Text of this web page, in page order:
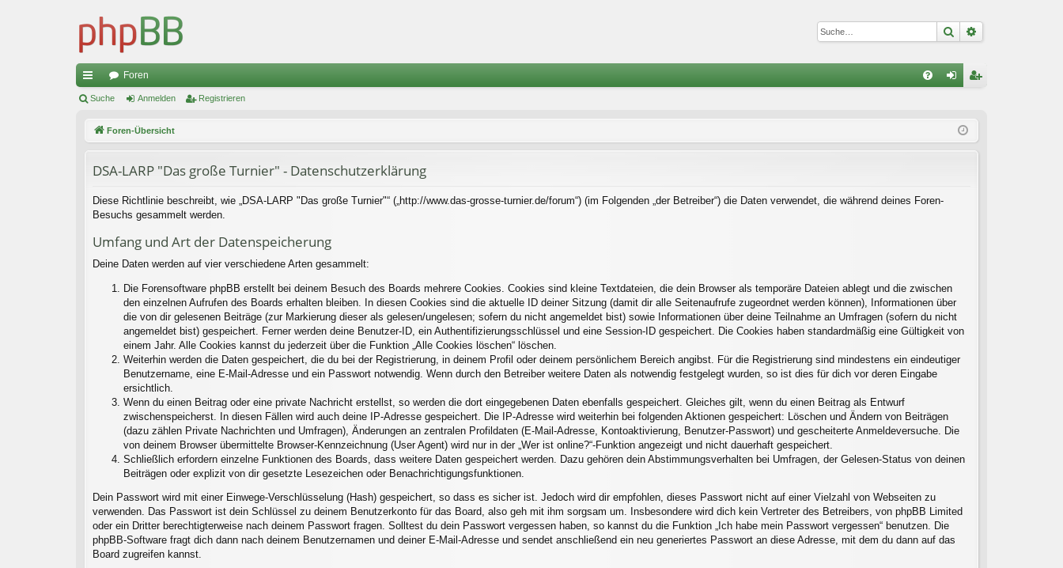
Suche
ch
Foren
ist
Suche Anmelden Registrieren
Foren-Übersicht
DSA-LARP "Das große Turnier" - Datenschutzerklärung
Diese Richtlinie beschreibt, wie „DSA-LARP "Das große Turnier"“ („http://www.das-grosse-turnier.de/forum“) (im Folgenden „der Betreiber“) die Daten verwendet, die während deines Foren-
Besuchs gesammelt werden.
Umfang und Art der Datenspeicherung
Deine Daten werden auf vier verschiedene Arten gesammelt:
Die Forensoftware phpBB erstellt bei deinem Besuch des Boards mehrere Cookies. Cookies sind kleine Textdateien, die dein Browser als temporäre Dateien ablegt und die zwischen
den einzelnen Aufrufen des Boards erhalten bleiben. In diesen Cookies sind die aktuelle ID deiner Sitzung (damit dir alle Seitenaufrufe zugeordnet werden können), Informationen über
die von dir gelesenen Beiträge (zur Markierung dieser als gelesen/ungelesen; sofern du nicht angemeldet bist) sowie Informationen über deine Teilnahme an Umfragen (sofern du nicht
angemeldet bist) gespeichert. Ferner werden deine Benutzer-ID, ein Authentifizierungsschlüssel und eine Session-ID gespeichert. Die Cookies haben standardmäßig eine Gültigkeit von
einem Jahr. Alle Cookies kannst du jederzeit über die Funktion „Alle Cookies löschen“ löschen.
Weiterhin werden die Daten gespeichert, die du bei der Registrierung, in deinem Profil oder deinem persönlichem Bereich angibst. Für die Registrierung sind mindestens ein eindeutiger
Benutzername, eine E-Mail-Adresse und ein Passwort notwendig. Wenn durch den Betreiber weitere Daten als notwendig festgelegt wurden, so ist dies für dich vor deren Eingabe
ersichtlich.
Wenn du einen Beitrag oder eine private Nachricht erstellst, so werden die dort eingegebenen Daten ebenfalls gespeichert. Gleiches gilt, wenn du einen Beitrag als Entwurf
zwischenspeicherst. In diesen Fällen wird auch deine IP-Adresse gespeichert. Die IP-Adresse wird weiterhin bei folgenden Aktionen gespeichert: Löschen und Ändern von Beiträgen
(dazu zählen Private Nachrichten und Umfragen), Änderungen an zentralen Profildaten (E-Mail-Adresse, Kontoaktivierung, Benutzer-Passwort) und gescheiterte Anmeldeversuche. Die
von deinem Browser übermittelte Browser-Kennzeichnung (User Agent) wird nur in der „Wer ist online?“-Funktion angezeigt und nicht dauerhaft gespeichert.
Schließlich erfordern einzelne Funktionen des Boards, dass weitere Daten gespeichert werden. Dazu gehören dein Abstimmungsverhalten bei Umfragen, der Gelesen-Status von deinen
Beiträgen oder explizit von dir gesetzte Lesezeichen oder Benachrichtigungsfunktionen.
Dein Passwort wird mit einer Einwege-Verschlüsselung (Hash) gespeichert, so dass es sicher ist. Jedoch wird dir empfohlen, dieses Passwort nicht auf einer Vielzahl von Webseiten zu
verwenden. Das Passwort ist dein Schlüssel zu deinem Benutzerkonto für das Board, also geh mit ihm sorgsam um. Insbesondere wird dich kein Vertreter des Betreibers, von phpBB Limited
oder ein Dritter berechtigterweise nach deinem Passwort fragen. Solltest du dein Passwort vergessen haben, so kannst du die Funktion „Ich habe mein Passwort vergessen“ benutzen. Die
phpBB-Software fragt dich dann nach deinem Benutzernamen und deiner E-Mail-Adresse und sendet anschließend ein neu generiertes Passwort an diese Adresse, mit dem du dann auf das
Board zugreifen kannst.